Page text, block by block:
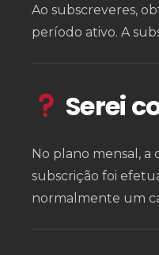
Ao subscreveres,
período ativo. A
Serei
No plano mensal, a
subscrição foi
normalmente um